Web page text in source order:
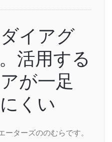
イアグ
活用する
が一足
くい
ーターズののむらです。